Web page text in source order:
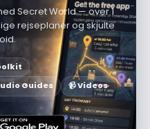
Secret World — over 1
rejseplaner og skjulte
Guides 📹 Videos